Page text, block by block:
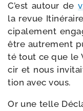
C’est autour de
la revue
ci­pa­le­ment
être autre­ment
té tout ce que le
cir et nous
tion avec vous.
Or une telle